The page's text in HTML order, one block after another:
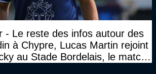
- Le reste des infos autour des
à Chypre, Lucas Martin rejoint
au Stade Bordelais, le match